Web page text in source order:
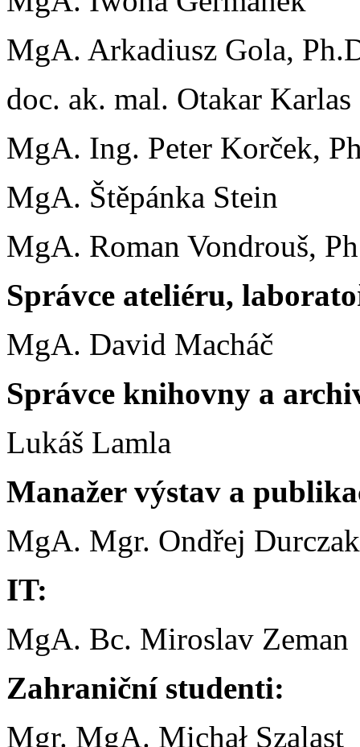
MgA. Arkadiusz Gola,
doc. ak. mal. Otakar Karlas
MgA. Ing. Peter Korček,
MgA. Štěpánka Stein
MgA. Roman Vondrouš,
Správce ateliéru,
MgA. David Macháč
Správce knihovny a
Lukáš Lamla
Manažer výstav a
MgA. Mgr. Ondřej
IT:
MgA. Bc. Miroslav Zeman
Zahraniční studenti:
Mgr. MgA. Michał Szalast